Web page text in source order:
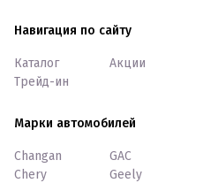
Навигация по сайту
Каталог
Трейд-ин
Акции
Марки автомобилей
Changan
Chery
GAC
Geely